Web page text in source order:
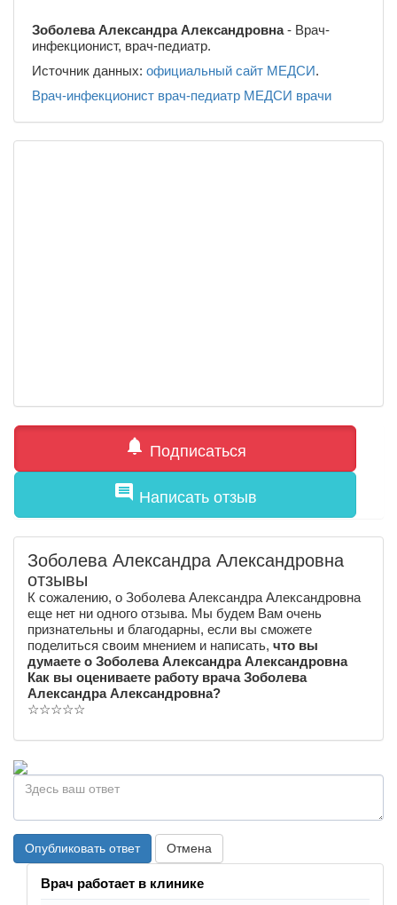
Зоболева Александра Александровна- Врач-
инфекционист, врач-педиатр.
Источник данных: официальный сайт МЕДСИ.
Врач-инфекционист врач-педиатр МЕДСИ врачи
notifications Подписаться
comment Написать отзыв
Зоболева Александра Александровна
отзывы
К сожалению, о Зоболева Александра Александровна
еще нет ни одного отзыва. Мы будем Вам очень
признательны и благодарны, если вы сможете
поделиться своим мнением и написать, что вы
думаете о Зоболева Александра Александровна
Как вы оцениваете работу врача Зоболева
Александра Александровна?
☆☆☆☆☆
Опубликовать ответ Отмена
Врач работает в клинике